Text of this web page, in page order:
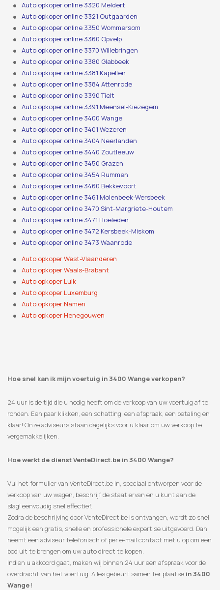
Auto opkoper online 3320 Meldert
Auto opkoper online 3321 Outgaarden
Auto opkoper online 3350 Wommersom
Auto opkoper online 3360 Opvelp
Auto opkoper online 3370 Willebringen
Auto opkoper online 3380 Glabbeek
Auto opkoper online 3381 Kapellen
Auto opkoper online 3384 Attenrode
Auto opkoper online 3390 Tielt
Auto opkoper online 3391 Meensel-Kiezegem
Auto opkoper online 3400 Wange
Auto opkoper online 3401 Wezeren
Auto opkoper online 3404 Neerlanden
Auto opkoper online 3440 Zoutleeuw
Auto opkoper online 3450 Grazen
Auto opkoper online 3454 Rummen
Auto opkoper online 3460 Bekkevoort
Auto opkoper online 3461 Molenbeek-Wersbeek
Auto opkoper online 3470 Sint-Margriete-Houtem
Auto opkoper online 3471 Hoeleden
Auto opkoper online 3472 Kersbeek-Miskom
Auto opkoper online 3473 Waanrode
Auto opkoper West-Vlaanderen
Auto opkoper Waals-Brabant
Auto opkoper Luik
Auto opkoper Luxemburg
Auto opkoper Namen
Auto opkoper Henegouwen
Hoe snel kan ik mijn voertuig in 3400 Wange verkopen?
24 uur is de tijd die u nodig heeft om de verkoop van uw voertuig af te
ronden. Een paar klikken, een schatting, een afspraak, een betaling en
klaar! Onze adviseurs staan ​​dagelijks voor u klaar om uw verkoop te
vergemakkelijken.
Hoe werkt de dienst VenteDirect.be in 3400 Wange?
Vul het formulier van VenteDirect.be in, speciaal ontworpen voor de
verkoop van uw wagen, beschrijf de staat ervan en u kunt aan de
slag! eenvoudig snel effectief.
Zodra de beschrijving door VenteDirect.be is ontvangen, wordt zo snel
mogelijk een gratis, snelle en professionele expertise uitgevoerd. Dan
neemt een adviseur telefonisch of per e-mail contact met u op om een
​​bod uit te brengen om uw auto direct te kopen.
Indien u akkoord gaat, maken wij binnen 24 uur een afspraak voor de
overdracht van het voertuig. Alles gebeurt samen ter plaatse in 3400
Wange !